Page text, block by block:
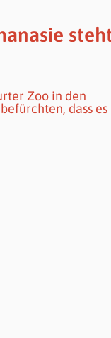
Zoo in den
dass es